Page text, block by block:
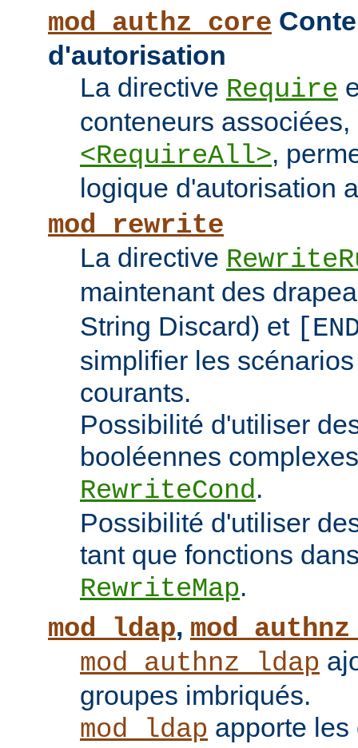
mod_authz_core
d'autorisation
La directive Require
conteneurs associées,
<RequireAll>,
logique d'autorisation
mod_rewrite
La directive
maintenant des
String Discard) et
simplifier les
courants.
Possibilité d'utiliser
booléennes
RewriteCond.
Possibilité d'utiliser
tant que fonctions
RewriteMap.
mod_ldap,
mod_authnz_ldap
groupes imbriqués.
mod_ldap apporte les